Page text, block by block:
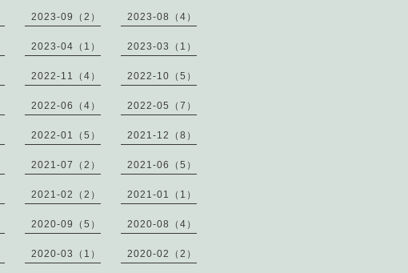
2023-09（2） 2023-08（4）
2023-04（1） 2023-03（1）
2022-11（4） 2022-10（5）
2022-06（4） 2022-05（7）
2022-01（5） 2021-12（8）
2021-07（2） 2021-06（5）
2021-02（2） 2021-01（1）
2020-09（5） 2020-08（4）
2020-03（1） 2020-02（2）